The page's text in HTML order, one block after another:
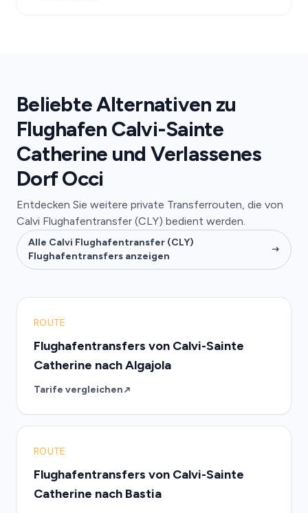
Beliebte Alternativen zu
Flughafen Calvi-Sainte
Catherine und Verlassenes
Dorf Occi
Entdecken Sie weitere private Transferrouten, die von
Calvi Flughafentransfer (CLY) bedient werden.
Alle Calvi Flughafentransfer (CLY)
Flughafentransfers anzeigen
ROUTE
Flughafentransfers von Calvi-Sainte
Catherine nach Algajola
Tarife vergleichen
ROUTE
Flughafentransfers von Calvi-Sainte
Catherine nach Bastia